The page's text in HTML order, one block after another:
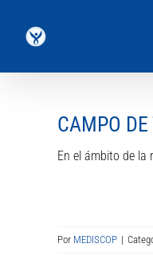
CAMPO
En el ámbito de la
Por MEDISCOP |